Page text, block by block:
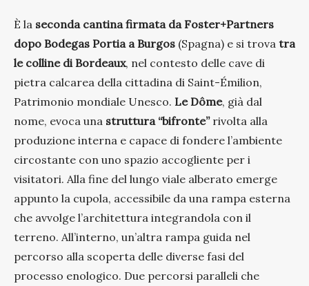
È la seconda cantina firmata da Foster+Partners
dopo Bodegas Portia a Burgos (Spagna) e si trova tra
le colline di Bordeaux, nel contesto delle cave di
pietra calcarea della cittadina di Saint-Émilion,
Patrimonio mondiale Unesco. Le Dôme, già dal
nome, evoca una struttura “bifronte”rivolta alla
produzione interna e capace di fondere l’ambiente
circostante con uno spazio accogliente per i
visitatori. Alla fine del lungo viale alberato emerge
appunto la cupola, accessibile da una rampa esterna
che avvolge l’architettura integrandola con il
terreno. All’interno, un’altra rampa guida nel
percorso alla scoperta delle diverse fasi del
processo enologico. Due percorsi paralleli che